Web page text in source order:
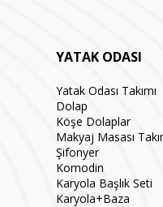
YATAK ODASI
Yatak Odası Takımı
Dolap
Köşe Dolaplar
Makyaj Masası
Şifonyer
Komodin
Karyola Başlık Seti
Karyola+Baza